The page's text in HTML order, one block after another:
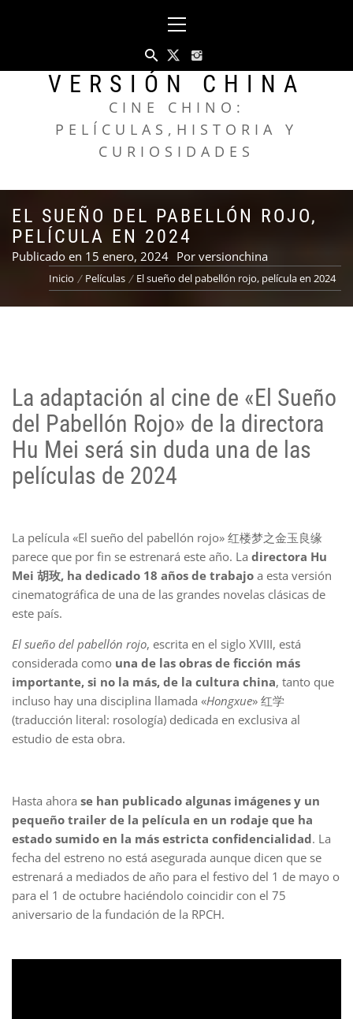
principal
VERSIÓN CHINA
CINE CHINO:
PELÍCULAS,HISTORIA Y
CURIOSIDADES
EL SUEÑO DEL PABELLÓN ROJO,
PELÍCULA EN 2024
Publicado en 15 enero, 2024 Por versionchina
Inicio Películas El sueño del pabellón rojo, película en 2024
La adaptación al cine de «El Sueño
del Pabellón Rojo» de la directora
Hu Mei será sin duda una de las
películas de 2024
La película «El sueño del pabellón rojo» 红楼梦之金玉良缘
parece que por fin se estrenará este año. La directora Hu
Mei 胡玫, ha dedicado 18 años de trabajo a esta versión
cinematográfica de una de las grandes novelas clásicas de
este país.
El sueño del pabellón rojo, escrita en el siglo XVIII, está
considerada como una de las obras de ficción más
importante, si no la más, de la cultura china, tanto que
incluso hay una disciplina llamada «Hongxue» 红学
(traducción literal: rosología) dedicada en exclusiva al
estudio de esta obra.
Hasta ahora se han publicado algunas imágenes y un
pequeño trailer de la película en un rodaje que ha
estado sumido en la más estricta confidencialidad. La
fecha del estreno no está asegurada aunque dicen que se
estrenará a mediados de año para el festivo del 1 de mayo o
para el 1 de octubre haciéndolo coincidir con el 75
aniversario de la fundación de la RPCH.